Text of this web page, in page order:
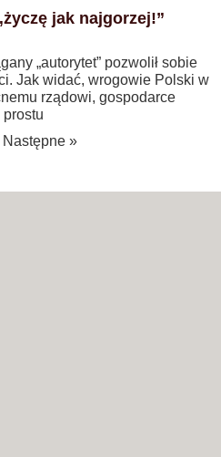
jak najgorzej!”
„autorytet” pozwolił sobie
Jak widać, wrogowie Polski w
rządowi, gospodarce
prostu
Następne »